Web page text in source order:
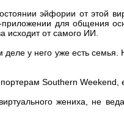
эйфории от этой
для общения
исходит от самого ИИ.
деле у него уже есть
Southern Weekend,
жениха, не